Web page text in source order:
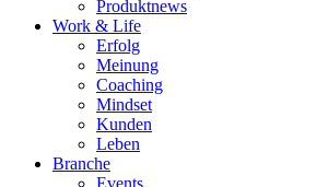
Produktnews
Work & Life
Erfolg
Meinung
Coaching
Mindset
Kunden
Leben
Branche
Events